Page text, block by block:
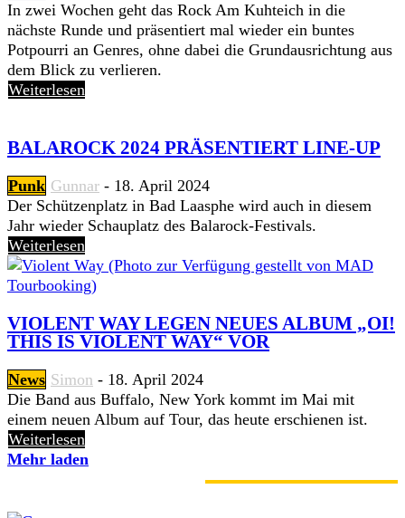
In zwei Wochen geht das Rock Am Kuhteich in die
nächste Runde und präsentiert mal wieder ein buntes
Potpourri an Genres, ohne dabei die Grundausrichtung aus
dem Blick zu verlieren.
Weiterlesen
BALAROCK 2024 PRÄSENTIERT LINE-UP
Punk Gunnar - 18. April 2024
Der Schützenplatz in Bad Laasphe wird auch in diesem
Jahr wieder Schauplatz des Balarock-Festivals.
Weiterlesen
VIOLENT WAY LEGEN NEUES ALBUM „OI!
THIS IS VIOLENT WAY“ VOR
News Simon - 18. April 2024
Die Band aus Buffalo, New York kommt im Mai mit
einem neuen Album auf Tour, das heute erschienen ist.
Weiterlesen
Mehr laden